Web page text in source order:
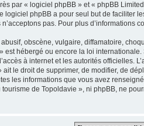
par « logiciel phpBB » et « phpBB
logiciel phpBB a pour seul but de faciliter
pas. Pour plus d’informations
obscène, vulgaire, diffamatoire,
est hébergé ou encore la loi
à internet et les autorités officielles.
le droit de supprimer, de modifier, de
les informations que vous avez
de Topoldavie », ni phpBB, ne